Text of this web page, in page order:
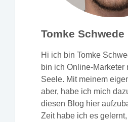
Tomke Schwede
Hi ich bin Tomke
bin ich Online-Marketer
Seele. Mit meinem
aber, habe ich mich
diesen Blog hier
Zeit habe ich es